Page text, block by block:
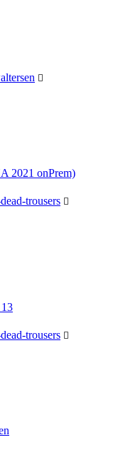
2021 onPrem)
trousers
trousers